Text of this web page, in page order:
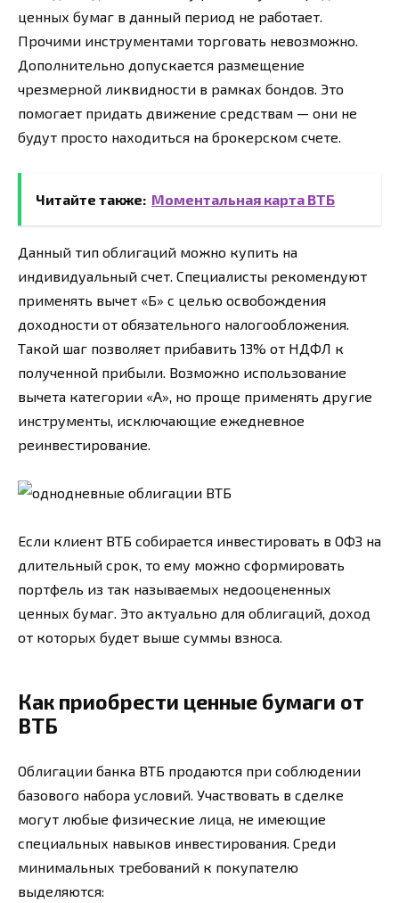
ценных бумаг в данный период не работает.
Прочими инструментами торговать невозможно.
Дополнительно допускается размещение
чрезмерной ликвидности в рамках бондов. Это
помогает придать движение средствам — они не
будут просто находиться на брокерском счете.
Читайте также: Моментальная карта ВТБ
Данный тип облигаций можно купить на
индивидуальный счет. Специалисты рекомендуют
применять вычет «Б» с целью освобождения
доходности от обязательного налогообложения.
Такой шаг позволяет прибавить 13% от НДФЛ к
полученной прибыли. Возможно использование
вычета категории «А», но проще применять другие
инструменты, исключающие ежедневное
реинвестирование.
Если клиент ВТБ собирается инвестировать в ОФЗ на
длительный срок, то ему можно сформировать
портфель из так называемых недооцененных
ценных бумаг. Это актуально для облигаций, доход
от которых будет выше суммы взноса.
Как приобрести ценные бумаги от
ВТБ
Облигации банка ВТБ продаются при соблюдении
базового набора условий. Участвовать в сделке
могут любые физические лица, не имеющие
специальных навыков инвестирования. Среди
минимальных требований к покупателю
выделяются: